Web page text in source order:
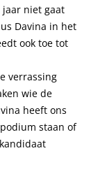
jaar niet gaat
Davina in het
ook toe tot
verrassing
wie de
heeft ons
staan of